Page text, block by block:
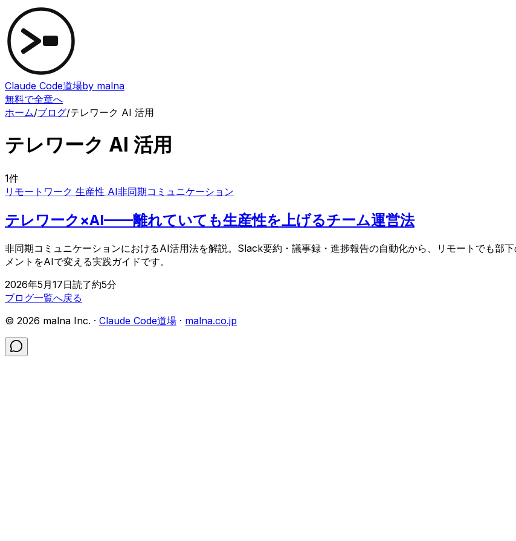
Claude Code道場by malna
無料で全章へ
ホーム/ブログ/テレワーク AI 活用
テレワーク AI 活用
1件
リモートワーク 生産性 AI非同期コミュニケーション
テレワーク×AI——離れていても生産性を上げるチーム運営法
非同期コミュニケーションにおけるAI活用法を解説。Slack要約・議事録・進捗報告の自動化から、リモートでも部
メントをAIで変える実践ガイドです。
2026年5月17日読了約5分
ブログ一覧へ戻る
© 2026 malna Inc. · Claude Code道場 · malna.co.jp